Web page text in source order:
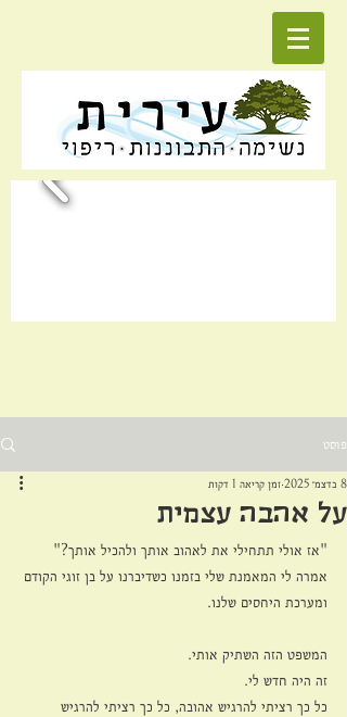
פוסט
על אהבה עצמית
8 בדצמ׳ 2025 זמן קריאה 1 דקות
"אז אולי תתחילי את לאהוב אותך ולהכיל אותך?"
אמרה לי המאמנת שלי בזמנו כשדיברנו על בן זוגי הקודם
ומערכת היחסים שלנו.
המשפט הזה השתיק אותי.
זה היה חדש לי.
כל כך רציתי להרגיש אהובה, כל כך רציתי להרגיש